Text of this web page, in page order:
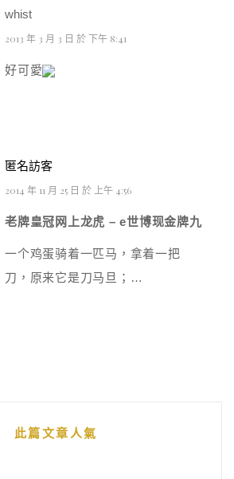
whist
2013 年 3 月 3 日 於 下午 8:41
好可愛
匿名訪客
2014 年 11 月 25 日 於 上午 4:56
老牌皇冠网上龙虎 – e世博现金牌九
一个鸡蛋骑着一匹马，拿着一把
刀，原来它是刀马旦；…
此篇文章人氣